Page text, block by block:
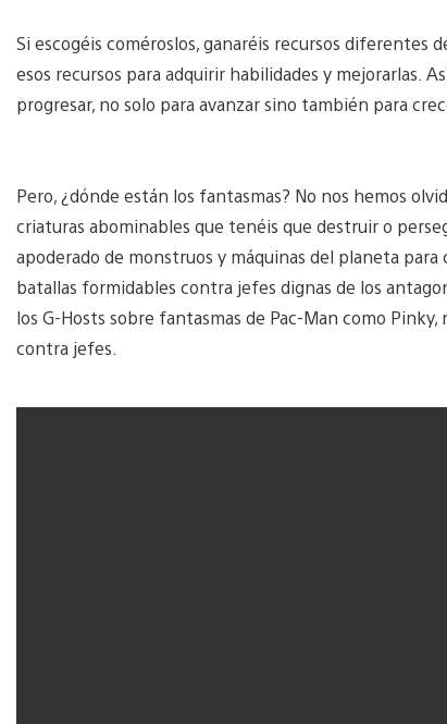
Si escogéis coméroslos, ganaréis recursos diferentes
esos recursos para adquirir habilidades y mejorarlas.
progresar, no solo para avanzar sino también para
Pero, ¿dónde están los fantasmas? No nos hemos
criaturas abominables que tenéis que destruir o
apoderado de monstruos y máquinas del planeta
batallas formidables contra jefes dignas de los
los G-Hosts sobre fantasmas de Pac-Man como
contra jefes.